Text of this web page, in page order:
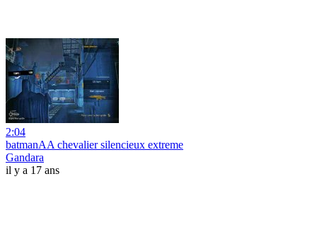
2:04
batmanAA chevalier silencieux extreme
Gandara
il y a 17 ans